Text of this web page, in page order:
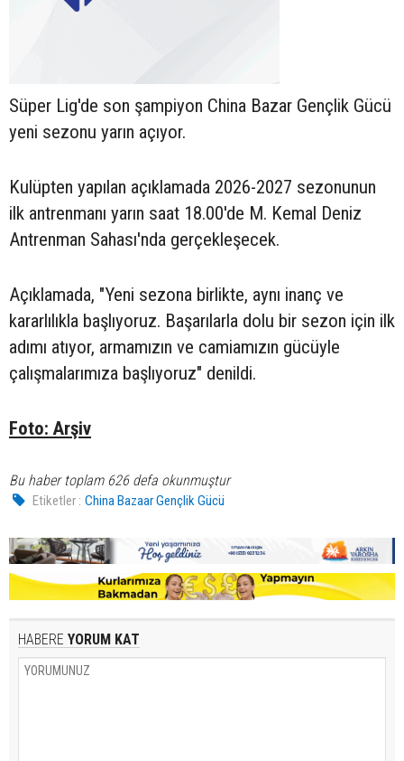
Süper Lig'de son şampiyon China Bazar Gençlik Gücü
yeni sezonu yarın açıyor.
Kulüpten yapılan açıklamada 2026-2027 sezonunun
ilk antrenmanı yarın saat 18.00'de M. Kemal Deniz
Antrenman Sahası'nda gerçekleşecek.
Açıklamada, "Yeni sezona birlikte, aynı inanç ve
kararlılıkla başlıyoruz. Başarılarla dolu bir sezon için ilk
adımı atıyor, armamızın ve camiamızın gücüyle
çalışmalarımıza başlıyoruz" denildi.
Foto: Arşiv
Bu haber toplam 626 defa okunmuştur
Etiketler : China Bazaar Gençlik Gücü
HABERE YORUM KAT